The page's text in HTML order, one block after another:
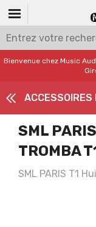
Bienvenue chez Music
SML
TROMBA
SML PARIS T1